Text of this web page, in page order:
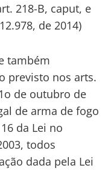
218-B, caput, e
de 2014)
também
previsto nos arts.
de outubro de
de arma de fogo
da Lei no
todos
dada pela Lei